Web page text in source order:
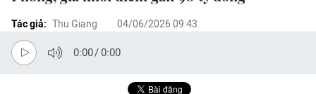
Tác giả: Thu Giang 04/06/2026 09:43
0:00/0:00